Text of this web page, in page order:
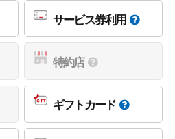
サービス券利用
特約店
ギフトカード